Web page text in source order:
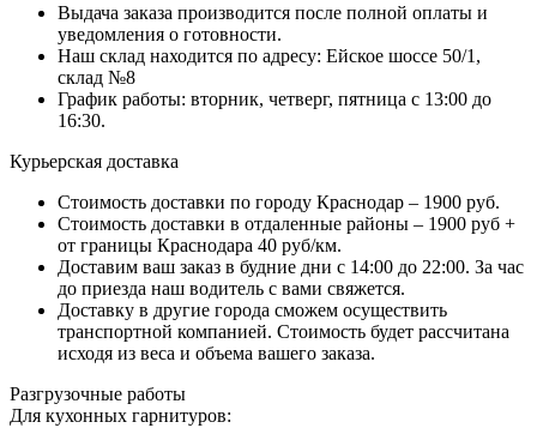
Выдача заказа производится после полной оплаты и
уведомления о готовности.
Наш склад находится по адресу: Ейское шоссе 50/1,
склад №8
График работы: вторник, четверг, пятница с 13:00 до
16:30.
Курьерская доставка
Стоимость доставки по городу Краснодар – 1900 руб.
Стоимость доставки в отдаленные районы – 1900 руб +
от границы Краснодара 40 руб/км.
Доставим ваш заказ в будние дни с 14:00 до 22:00. За час
до приезда наш водитель с вами свяжется.
Доставку в другие города сможем осуществить
транспортной компанией. Стоимость будет рассчитана
исходя из веса и объема вашего заказа.
Разгрузочные работы
Для кухонных гарнитуров: